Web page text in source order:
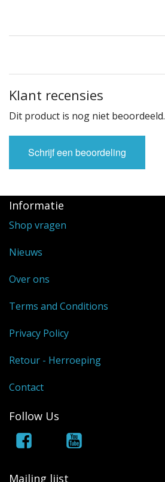
Klant recensies
Dit product is nog niet beoordeeld.
Schrijf een beoordeling
Informatie
Shop vragen
Nieuws
Over ons
Terms and Conditions
Privacy Policy
Retour - Herroeping
Contact
Follow Us
Mailing lijst